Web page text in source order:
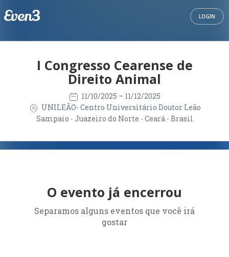
LOGIN
I Congresso Cearense de
Direito Animal
11/10/2025 – 11/12/2025
UNILEÃO- Centro Universitário Doutor Leão
Sampaio - Juazeiro do Norte - Ceará - Brasil
O evento já encerrou
Separamos alguns eventos que você irá
gostar